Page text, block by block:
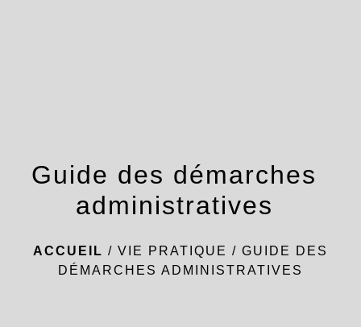
Guide des démarches
administratives
ACCUEIL / VIE PRATIQUE / GUIDE DES
DÉMARCHES ADMINISTRATIVES